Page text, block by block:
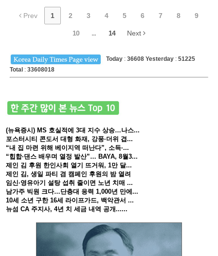
Prev 1 2 3 4 5 6 7 8 9
10 ... 14 Next
Today : 36608 Yesterday : 51225
Total : 33608018
(뉴욕증시) MS 호실적에 3대 지수 상승…나스...
포스터시티 콘도서 대형 화재, 강풍·더위 겹...
“내 집 마련 위해 베이지역 떠난다”, 소득·...
“힙합·댄스 배우며 열정 발산”… BAYA, 8월3...
제인 김 후원 한인사회 열기 뜨거워, 1만 달...
제인 김, 생일 파티 겸 캠페인 후원의 밤 열려
임신·영유아기 설탕 섭취 줄이면 노년 치매 ...
남가주 빅원 크다…단층대 응력 1,000년 만에...
10세 소년 구한 16세 라이프가드, 백악관서 ...
뉴섬 CA 주지사, 4년 치 세금 내역 공개......